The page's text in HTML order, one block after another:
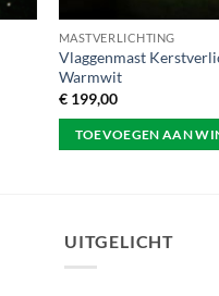
MASTVERLICHTING
Vlaggenmast
Warmwit
€199,00
TOEVOEGEN AAN
UITGELICHT